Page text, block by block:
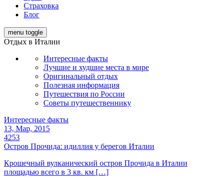
Страховка
Блог
menu toggle
Отдых в Италии
Интересные факты
Лучшие и худшие места в мире
Оригинальный отдых
Полезная информация
Путешествия по России
Советы путешественнику
Интересные факты
13, Мар, 2015
4253
Остров Прочида: идиллия у берегов Италии
Крошечный вулканический остров Прочида в Италии
площадью всего в 3 кв. км […]